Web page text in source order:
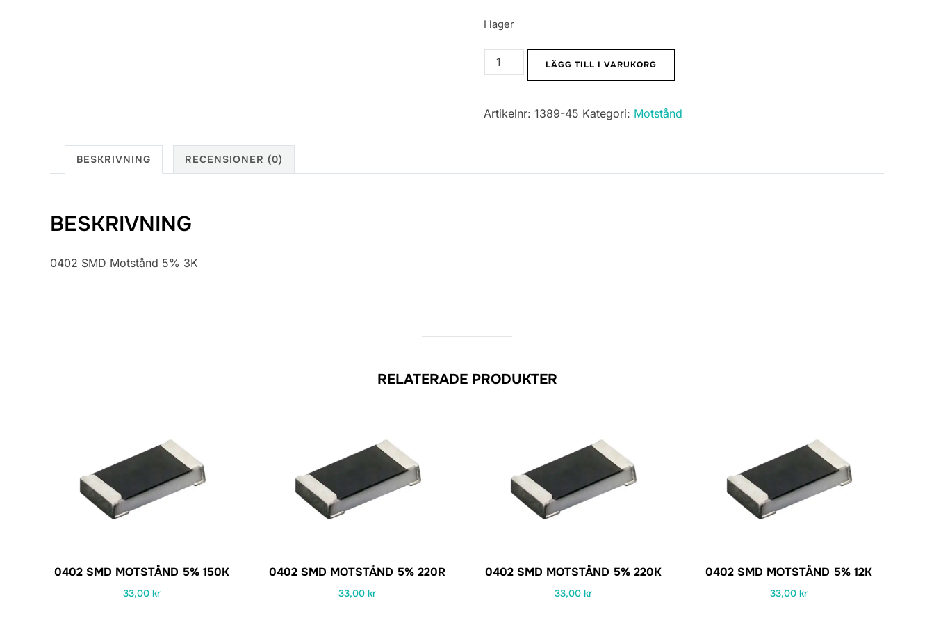
I lager
0402
SMD
5%
LÄGG TILL I VARUKORG
Artikelnr: 1389-45 Kategori: Motstånd
BESKRIVNING RECENSIONER (0)
BESKRIVNING
0402 SMD Motstånd 5% 3K
RELATERADE PRODUKTER
0402 SMD MOTSTÅND 5% 150K
33,00kr
0402 SMD MOTSTÅND 5% 220R
33,00kr
0402 SMD MOTSTÅND 5% 220K
33,00 kr
0402 SMD MOTSTÅND 5% 12K
33,00 kr